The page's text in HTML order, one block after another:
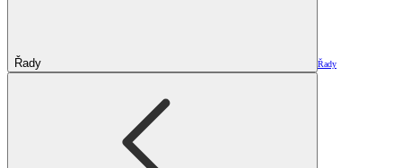
Řady Řady